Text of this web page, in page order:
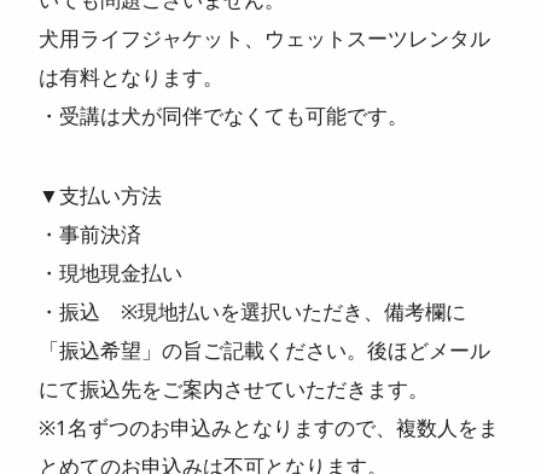
犬用ライフジャケット、ウェットスーツレンタル
は有料となります。
・受講は犬が同伴でなくても可能です。
▼支払い方法
・事前決済
・現地現金払い
・振込 ※現地払いを選択いただき、備考欄に
「振込希望」の旨ご記載ください。後ほどメール
にて振込先をご案内させていただきます。
※1名ずつのお申込みとなりますので、複数人をま
とめてのお申込みは不可となります。